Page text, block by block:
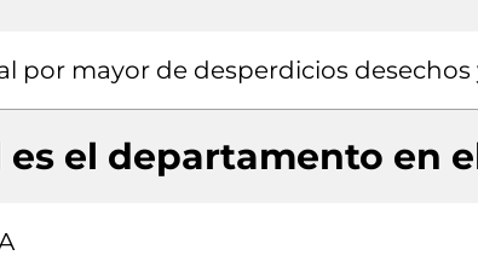
por mayor de desperdicios desechos
es el departamento en